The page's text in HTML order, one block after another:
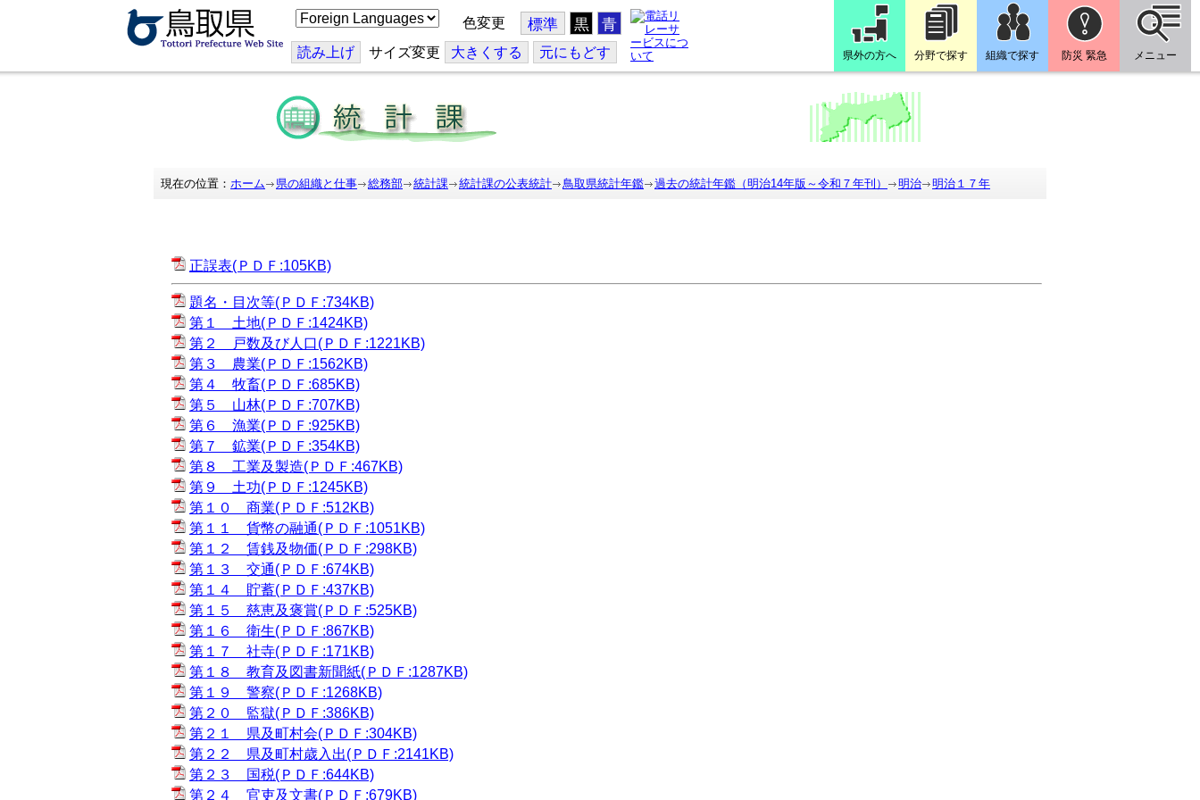
こ
の
ジ
を
訳
す
る
色変更 標準 黒 青
読み上げ サイズ変更 大きくする 元にもどす 県外の方へ 分野で探す 組織で探す 防災 緊急 メニュー
現在の位置： ホーム 県の組織と仕事 総務部 統計課 統計課の公表統計 鳥取県統計年鑑 過去の統計年鑑（明治14年版～令和７年刊） 明治 明治１７年
正誤表(ＰＤＦ:105KB)
題名・目次等(ＰＤＦ:734KB)
第１ 土地(ＰＤＦ:1424KB)
第２ 戸数及び人口(ＰＤＦ:1221KB)
第３ 農業(ＰＤＦ:1562KB)
第４ 牧畜(ＰＤＦ:685KB)
第５ 山林(ＰＤＦ:707KB)
第６ 漁業(ＰＤＦ:925KB)
第７ 鉱業(ＰＤＦ:354KB)
第８ 工業及製造(ＰＤＦ:467KB)
第９ 土功(ＰＤＦ:1245KB)
第１０ 商業(ＰＤＦ:512KB)
第１１ 貨幣の融通(ＰＤＦ:1051KB)
第１２ 賃銭及物価(ＰＤＦ:298KB)
第１３ 交通(ＰＤＦ:674KB)
第１４ 貯蓄(ＰＤＦ:437KB)
第１５ 慈恵及褒賞(ＰＤＦ:525KB)
第１６ 衛生(ＰＤＦ:867KB)
第１７ 社寺(ＰＤＦ:171KB)
第１８ 教育及図書新聞紙(ＰＤＦ:1287KB)
第１９ 警察(ＰＤＦ:1268KB)
第２０ 監獄(ＰＤＦ:386KB)
第２１ 県及町村会(ＰＤＦ:304KB)
第２２ 県及町村歳入出(ＰＤＦ:2141KB)
第２３ 国税(ＰＤＦ:644KB)
第２４ 官吏及文書(ＰＤＦ:679KB)